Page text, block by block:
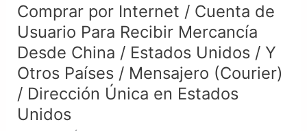
Comprar por Internet / Cuenta de
Usuario Para Recibir Mercancía
Desde China / Estados Unidos / Y
Otros Países / Mensajero (Courier)
/ Dirección Única en Estados
Unidos
Internet
/
Cuenta
de
Usuario
Para
Recibir